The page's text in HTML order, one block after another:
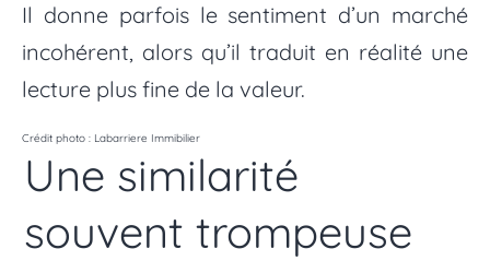
Il donne parfois le sentiment d’un marché
incohérent, alors qu’il traduit en réalité une
lecture plus fine de la valeur.
Crédit photo : Labarriere Immibilier
Une similarité
souvent trompeuse